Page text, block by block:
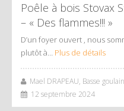
Poêle à bois Stovax
– « Des flammes!!! »
D’un foyer ouvert , nous
plutôt à… Plus de détails
Mael DRAPEAU, Basse
12 septembre 2024